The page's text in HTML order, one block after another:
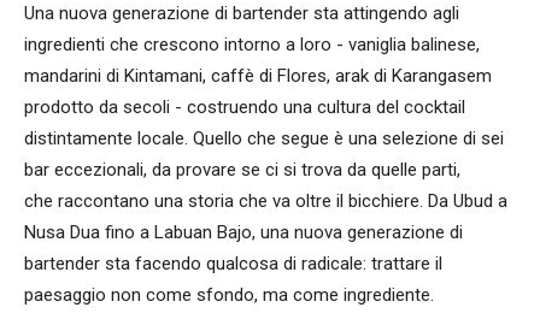
Una nuova generazione di bartender sta attingendo agli
ingredienti che crescono intorno a loro - vaniglia balinese,
mandarini di Kintamani, caffè di Flores, arak di Karangasem
prodotto da secoli - costruendo una cultura del cocktail
distintamente locale. Quello che segue è una selezione di sei
bar eccezionali, da provare se ci si trova da quelle parti,
che raccontano una storia che va oltre il bicchiere. Da Ubud a
Nusa Dua fino a Labuan Bajo, una nuova generazione di
bartender sta facendo qualcosa di radicale: trattare il
paesaggio non come sfondo, ma come ingrediente.